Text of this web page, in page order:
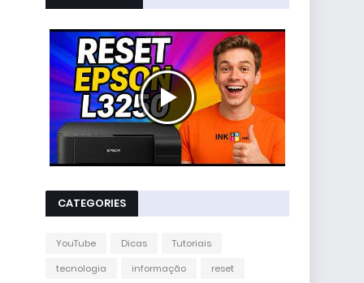
CATEGORIES
YouTube Dicas
Tutoriais
tecnologia
informação reset